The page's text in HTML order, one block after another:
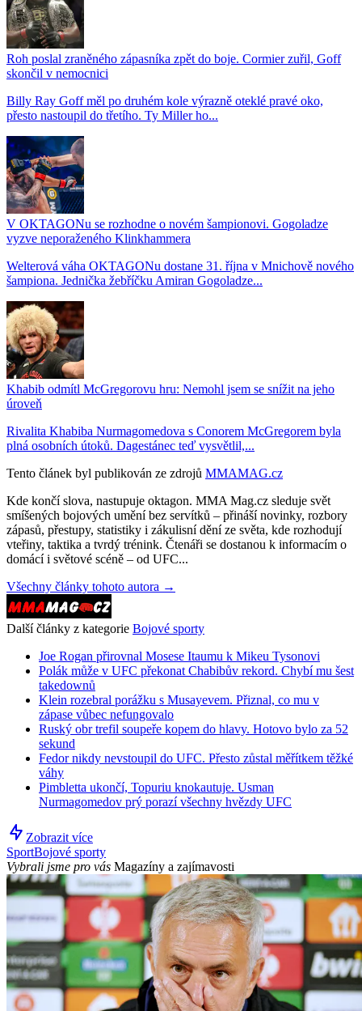
Roh poslal zraněného zápasníka zpět do boje. Cormier zuřil, Goff
skončil v nemocnici
Billy Ray Goff měl po druhém kole výrazně oteklé pravé oko,
přesto nastoupil do třetího. Ty Miller ho...
V OKTAGONu se rozhodne o novém šampionovi. Gogoladze
vyzve neporaženého Klinkhammera
Welterová váha OKTAGONu dostane 31. října v Mnichově nového
šampiona. Jednička žebříčku Amiran Gogoladze...
Khabib odmítl McGregorovu hru: Nemohl jsem se snížit na jeho
úroveň
Rivalita Khabiba Nurmagomedova s Conorem McGregorem byla
plná osobních útoků. Dagestánec teď vysvětlil,...
Tento článek byl publikován ze zdrojů MMAMAG.cz
Kde končí slova, nastupuje oktagon. MMA Mag.cz sleduje svět
smíšených bojových umění bez servítků – přináší novinky, rozbory
zápasů, přestupy, statistiky i zákulisní dění ze světa, kde rozhodují
vteřiny, taktika a tvrdý trénink. Čtenáři se dostanou k informacím o
domácí i světové scéně – od UFC...
Všechny články tohoto autora →
Další články z kategorie Bojové sporty
Joe Rogan přirovnal Mosese Itaumu k Mikeu Tysonovi
Polák může v UFC překonat Chabibův rekord. Chybí mu šest
takedownů
Klein rozebral porážku s Musayevem. Přiznal, co mu v
zápase vůbec nefungovalo
Ruský obr trefil soupeře kopem do hlavy. Hotovo bylo za 52
sekund
Fedor nikdy nevstoupil do UFC. Přesto zůstal měřítkem těžké
váhy
Pimbletta ukončí, Topuriu knokautuje. Usman
Nurmagomedov prý porazí všechny hvězdy UFC
Zobrazit více
SportBojové sporty
Vybrali jsme pro vás Magazíny a zajímavosti